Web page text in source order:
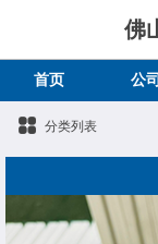
佛
首页 公司
分类列表